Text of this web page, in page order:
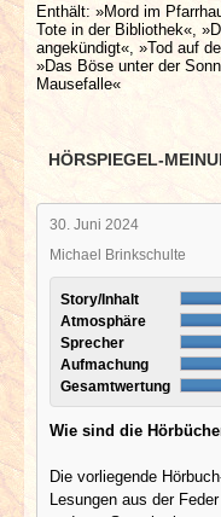
Enthält: »Mord im
Tote in der Bibliothek«,
angekündigt«, »Tod auf
»Das Böse unter der
Mausefalle«
HÖRSPIEGEL-
30. Juni 2024
Michael Brinkschulte
Story/Inhalt
Atmosphäre
Sprecher
Aufmachung
Gesamtwertung
Wie sind die
Die vorliegende
Lesungen aus der